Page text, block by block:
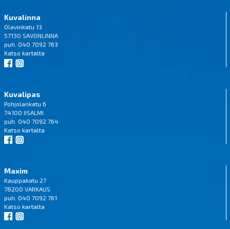
Kuvalinna
Olavinkatu 13
57130 SAVONLINNA
puh. 040 7092 763
Katso kartalta
Kuvalipas
Pohjolankatu 6
74100 IISALMI
puh. 040 7092 764
Katso kartalta
Maxim
Kauppakatu 27
78200 VARKAUS
puh. 040 7092 761
Katso kartalta